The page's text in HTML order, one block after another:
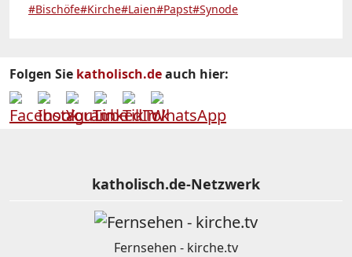
#Bischöfe#Kirche#Laien#Papst#Synode
Folgen Sie katholisch.deauch hier:
katholisch.de-Netzwerk
Fernsehen - kirche.tv